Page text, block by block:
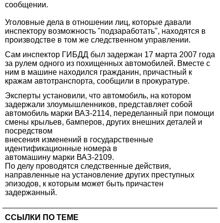
сообщении.
Уголовные дела в отношении лиц, которые давали
инспектору возможность "подзаработать", находятся в
производстве в том же следственном управлении.
Сам инспектор ГИБДД был задержан 17 марта 2007 года
за рулем одного из похищенных автомобилей. Вместе с
ним в машине находился гражданин, причастный к
кражам автотранспорта, сообщили в прокуратуре.
Эксперты установили, что автомобиль, на котором
задержали злоумышленников, представляет собой
автомобиль марки ВАЗ-2114, переделанный при помощи
смены крыльев, бамперов, других внешних деталей и
посредством
внесения изменений в государственные
идентификационные номера в
автомашину марки ВАЗ-2109.
По делу проводятся следственные действия,
направленные на установление других преступных
эпизодов, к которым может быть причастен
задержанный.
ССЫЛКИ ПО ТЕМЕ